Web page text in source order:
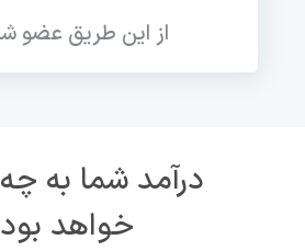
از این طریق عضو
درآمد شما به
خواهد